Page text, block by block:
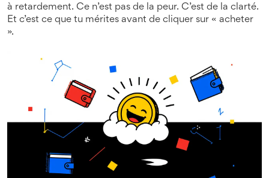
à retardement. Ce n’est pas de la peur. C’est de la clarté.
Et c’est ce que tu mérites avant de cliquer sur « acheter
».